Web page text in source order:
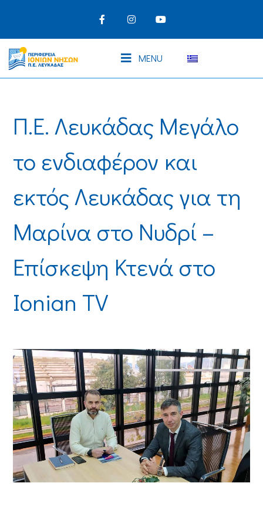
MENU
Π.Ε. Λευκάδας Μεγάλο
το ενδιαφέρον και
εκτός Λευκάδας για τη
Μαρίνα στο Νυδρί –
Επίσκεψη Κτενά στο
Ionian TV